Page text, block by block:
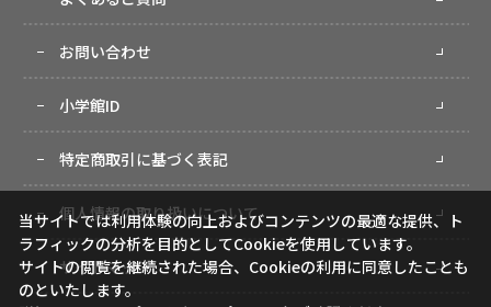
お問い合わせ
小学館ID
特定商取引に基づく表記
個人情報の取り扱いについて
サイトマップ
当サイトでは利用体験の向上およびコンテンツの最適な提供、ト
ラフィックの分析を目的としてCookieを使用しています。
サイトの閲覧を継続された場合、Cookieの利用に同意したことも
のといたします。